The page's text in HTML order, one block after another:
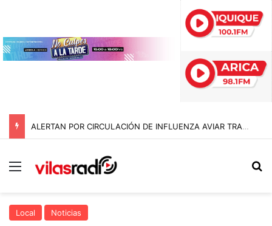
ALERTAN POR CIRCULACIÓN DE INFLUENZA AVIAR TRAS NUEVO HALLAZGO EN IQUIQUE
Menú
Local Noticias